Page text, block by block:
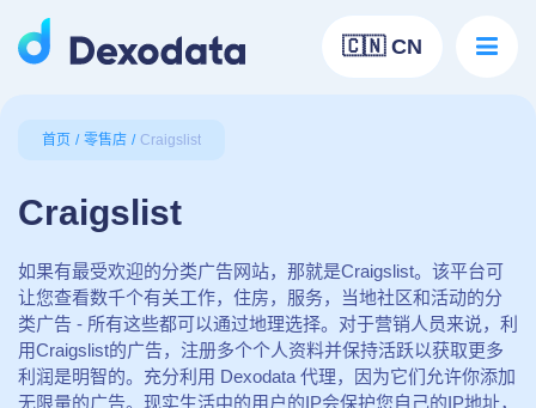
🇨🇳 CN
首页 零售店 Craigslist
Craigslist
如果有最受欢迎的分类广告网站，那就是Craigslist。该平台可
让您查看数千个有关工作，住房，服务，当地社区和活动的分
类广告 - 所有这些都可以通过地理选择。对于营销人员来说，利
用Craigslist的广告，注册多个个人资料并保持活跃以获取更多
利润是明智的。充分利用 Dexodata 代理，因为它们允许你添加
无限量的广告。现实生活中的用户的IP会保护您自己的IP地址，